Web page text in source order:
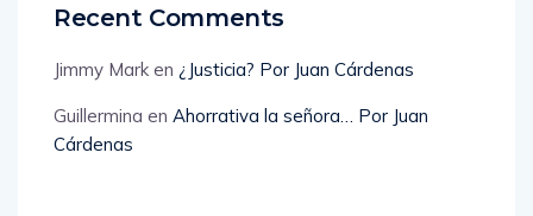
Recent Comments
Jimmy Mark en ¿Justicia? Por Juan Cárdenas
Guillermina en Ahorrativa la señora… Por Juan
Cárdenas